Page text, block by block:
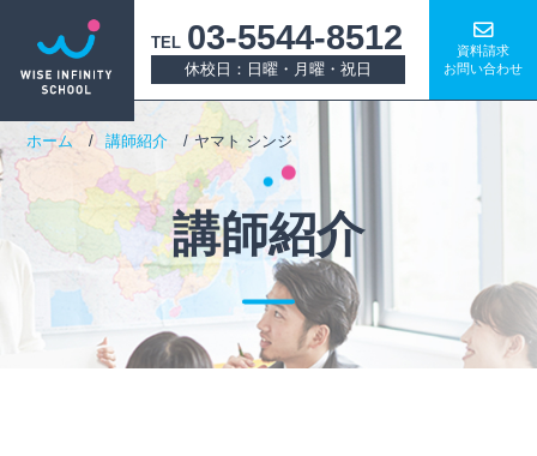
TEL 03-5544-8512
休校日：日曜・月曜・祝日
資料請求
お問い合わせ
ホーム 講師紹介 ヤマト シンジ
講師紹介